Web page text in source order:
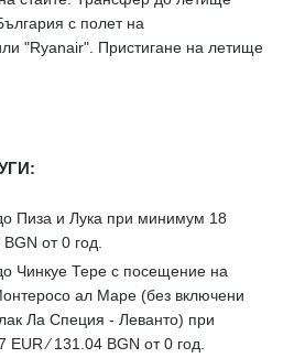
с полет на
"Ryanair". Пристигане на летище
Пиза и Лука при минимум 18
от 0 год.
Чинкуе Тере с посещение на
ал Маре (без включени
Ла Специя - Леванто) при
∕ 131.04 BGN от 0 год.